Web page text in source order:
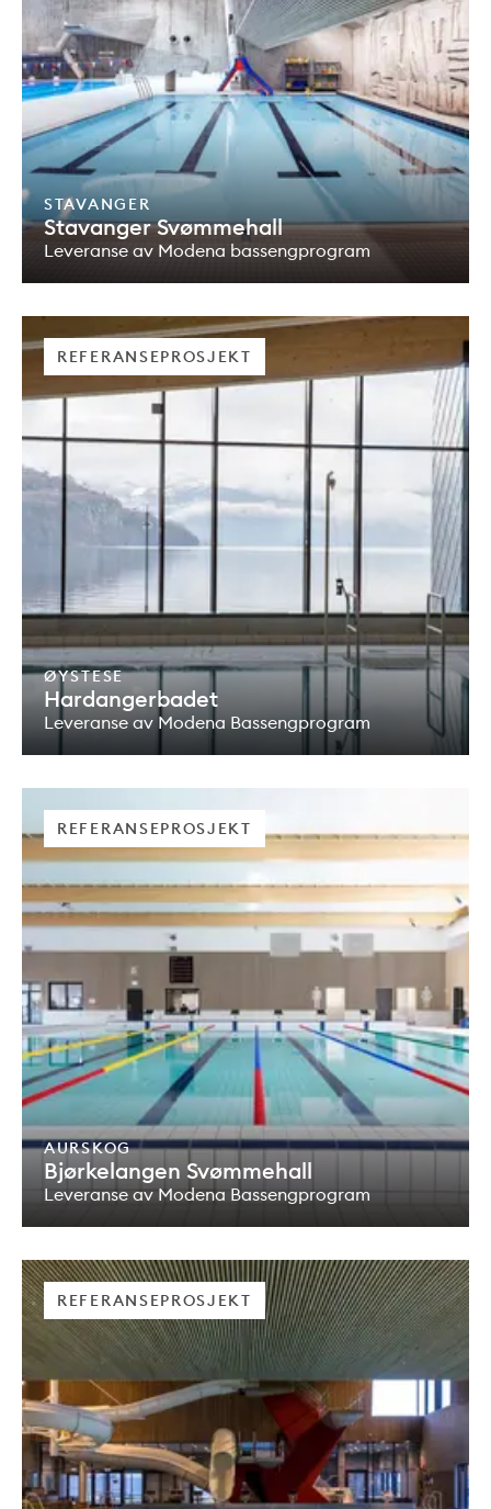
STAVANGER
Stavanger Svømmehall
Leveranse av Modena bassengprogram
REFERANSEPROSJEKT
ØYSTESE
Hardangerbadet
Leveranse av Modena Bassengprogram
REFERANSEPROSJEKT
AURSKOG
Bjørkelangen Svømmehall
Leveranse av Modena Bassengprogram
REFERANSEPROSJEKT